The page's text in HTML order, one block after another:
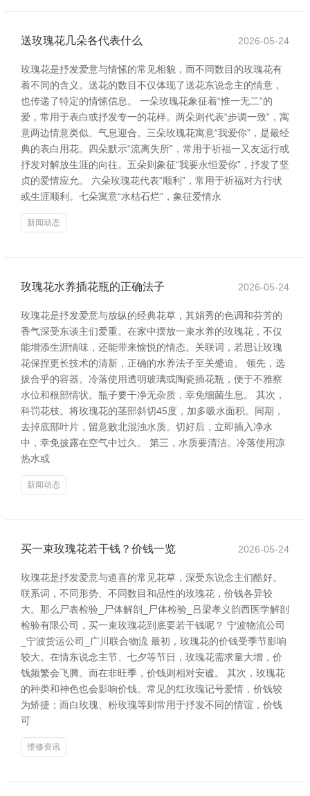
送玫瑰花几朵各代表什么 2026-05-24
玫瑰花是抒发爱意与情愫的常见相貌，而不同数目的玫瑰花有
着不同的含义。送花的数目不仅体现了送花东说念主的情意，
也传递了特定的情愫信息。 一朵玫瑰花象征着“惟一无二”的
爱，常用于表白或抒发专一的花样。两朵则代表“步调一致”，寓
意两边情意类似、气息迎合。三朵玫瑰花寓意“我爱你”，是最经
典的表白用花。四朵默示“流离失所”，常用于祈福一又友远行或
抒发对解放生涯的向往。五朵则象征“我要永恒爱你”，抒发了坚
贞的爱情应允。 六朵玫瑰花代表“顺利”，常用于祈福对方行状
或生涯顺利。七朵寓意“水枯石烂”，象征爱情永
新闻动态
玫瑰花水养插花瓶的正确法子 2026-05-24
玫瑰花是抒发爱意与放纵的经典花草，其娟秀的色调和芬芳的
香气深受东谈主们爱重。在家中摆放一束水养的玫瑰花，不仅
能增添生涯情味，还能带来愉悦的情态。关联词，若思让玫瑰
花保捏更长技术的清新，正确的水养法子至关蹙迫。 领先，选
拔合乎的容器。冷落使用透明玻璃或陶瓷插花瓶，便于不雅察
水位和根部情状。瓶子要干净无杂质，幸免细菌生息。 其次，
科罚花枝。将玫瑰花的茎部斜切45度，加多吸水面积。同期，
去掉底部叶片，留意败北混浊水质。切好后，立即插入净水
中，幸免披露在空气中过久。 第三，水质要清洁。冷落使用凉
热水或
新闻动态
买一束玫瑰花若干钱？价钱一览 2026-05-24
玫瑰花是抒发爱意与道喜的常见花草，深受东说念主们酷好。
联系词，不同形势、不同数目和品性的玫瑰花，价钱各异较
大。那么尸表检验_尸体解剖_尸体检验_吕梁孝义韵西医学解剖
检验有限公司，买一束玫瑰花到底要若干钱呢？ 宁波物流公司
_宁波货运公司_广川联合物流 最初，玫瑰花的价钱受季节影响
较大。在情东说念主节、七夕等节日，玫瑰花需求量大增，价
钱频繁会飞腾。而在非旺季，价钱则相对安谧。 其次，玫瑰花
的种类和神色也会影响价钱。常见的红玫瑰记号爱情，价钱较
为矫捷；而白玫瑰、粉玫瑰等则常用于抒发不同的情谊，价钱
可
维修资讯